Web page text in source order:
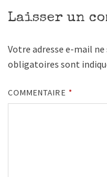
Laisser un
Votre adresse e-mail ne
obligatoires sont
COMMENTAIRE *